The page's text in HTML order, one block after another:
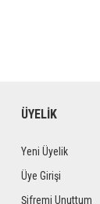
ÜYELİK
Yeni Üyelik
Üye Girişi
Şifremi Unuttum